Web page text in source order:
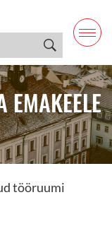
EMAKEELE
tööruumi